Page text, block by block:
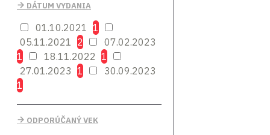
Games Publishing
Focus Home Interactive
Frontier Developments
GSC Game World
DÁTUM VYDANIA
01.10.2021 1
05.11.2021 2
07.02.2023
1
18.11.2022 1
27.01.2023 1
30.09.2023
1
ODPORÚČANÝ VEK